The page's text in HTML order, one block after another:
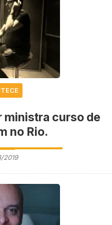
ministra curso de
no Rio.
2019